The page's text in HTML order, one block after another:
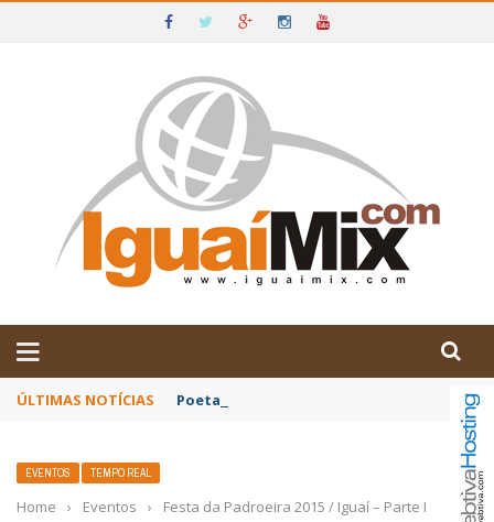
IGUAÍ E SUDOESTE DA BAHIA
ÚLTIMAS NOTÍCIAS Poetas baianos representam o Brasil no
EVENTOS TEMPO REAL
Home › Eventos › Festa da Padroeira 2015 / Iguaí – Parte I